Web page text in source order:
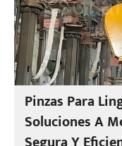
Pinzas Para
Soluciones A